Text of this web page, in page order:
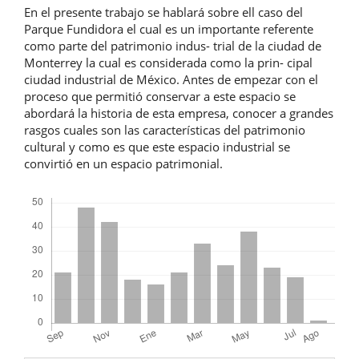
En el presente trabajo se hablará sobre ell caso del
Parque Fundidora el cual es un importante referente
como parte del patrimonio indus- trial de la ciudad de
Monterrey la cual es considerada como la prin- cipal
ciudad industrial de México. Antes de empezar con el
proceso que permitió conservar a este espacio se
abordará la historia de esta empresa, conocer a grandes
rasgos cuales son las características del patrimonio
cultural y como es que este espacio industrial se
convirtió en un espacio patrimonial.